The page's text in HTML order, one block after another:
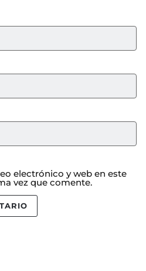
electrónico y web en este
vez que comente.